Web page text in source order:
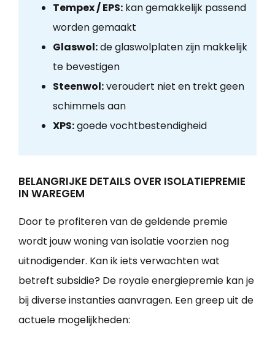
Tempex / EPS:kan gemakkelijk passend
worden gemaakt
Glaswol:de glaswolplaten zijn makkelijk
te bevestigen
Steenwol:veroudert niet en trekt geen
schimmels aan
XPS:goede vochtbestendigheid
BELANGRIJKE DETAILS OVER ISOLATIEPREMIE
IN WAREGEM
Door te profiteren van de geldende premie
wordt jouw woning van isolatie voorzien nog
uitnodigender. Kan ik iets verwachten wat
betreft subsidie? De royale energiepremie kan je
bij diverse instanties aanvragen. Een greep uit de
actuele mogelijkheden: